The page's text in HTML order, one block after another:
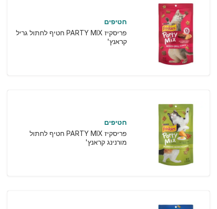
חטיפים
פריסקיז PARTY MIX חטיף לחתול גריל
קראנץ'
חטיפים
פריסקיז PARTY MIX חטיף לחתול
מורנינג קראנץ'